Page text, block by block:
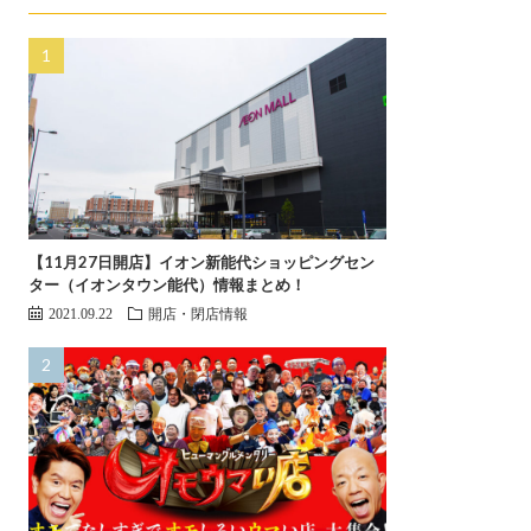
【11月27日開店】イオン新能代ショッピングセン
ター（イオンタウン能代）情報まとめ！
2021.09.22 開店・閉店情報